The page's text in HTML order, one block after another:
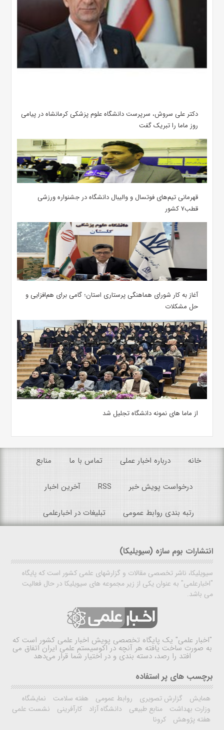
دکتر علی سروش، سرپرست دانشگاه علوم پزشکی کرمانشاه در پیامی
روز ماما را تبریک گفت
قهرمانی تیم‌های فوتسال و والیبال دانشگاه در جشنواره ورزشی
قطب۷ کشور
آغاز به کار شورای هماهنگی پرستاری استان؛ گامی برای هم‌افزایی و
حل مشکلات
از ماما های نمونه دانشگاه تجلیل شد
خانه درباره اخبار عملی تماس با ما منابع
درخواست پویش خبر RSS آخرین اخبار
رتبه بندی روابط عمومی تبلیغات در اخبارعلمی
انتشارات بوم سازه (سیویلیکا)
سیویلیکا، ناشر تخصصی مقالات و گزارشهای علمی کشور است که پایگاه
"اخبارعلمی" به عنوان یکی از زیر مجموعه های سیویلیکا در حال فعالیت
می باشد.
"اخبار علمی" یک پایگاه تخصصی پویش اخبار علمی کشور است که
به صورت ساخت یافته هر آنچه در اکوسیستم علمی ایران اتفاق می
افتد را رصد، دسته بندی و در اختیار شما قرار می‌دهد
برچسب های پر استفاده
همایش گزارش تصویری روابط عمومی هفته سلامت
نمایشگاه
وزارت بهداشت
منابع طبیعی دانشگاه آزاد کارآفرینی
نشست علمی
هفته پژوهش
کرونا